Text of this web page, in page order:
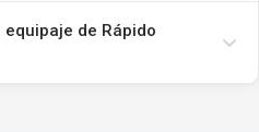
de Rápido